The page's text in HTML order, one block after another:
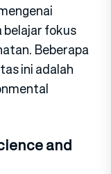
belajar fokus
Beberapa
ini adalah
and